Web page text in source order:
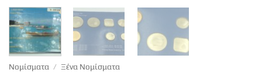
Νομίσματα / Ξένα Νομίσματα